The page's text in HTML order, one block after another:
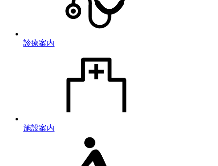
診療案内
施設案内